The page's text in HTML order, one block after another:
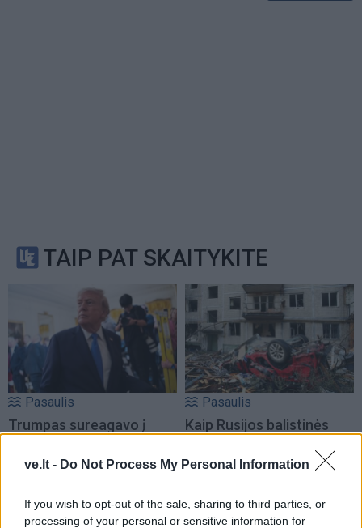
ve.lt - Do Not Process My Personal Information
If you wish to opt-out of the sale, sharing to third parties, or
processing of your personal or sensitive information for
TAIP PAT SKAITYKITE
Pasaulis
Trumpas sureagavo į
suteikti papildomą karinę
Pasaulis
Kaip Rusijos balistinės
Ukrainos oro gynybos